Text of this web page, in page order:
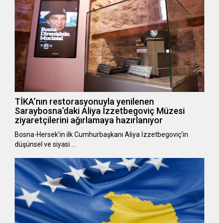
TİKA’nın restorasyonuyla yenilenen
Saraybosna’daki Aliya İzzetbegoviç Müzesi
ziyaretçilerini ağırlamaya hazırlanıyor
Bosna-Hersek’in ilk Cumhurbaşkanı Aliya İzzetbegoviç’in
düşünsel ve siyasi …